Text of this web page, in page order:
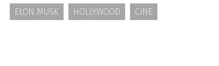
ELON MUSK HOLLYWOOD CINE